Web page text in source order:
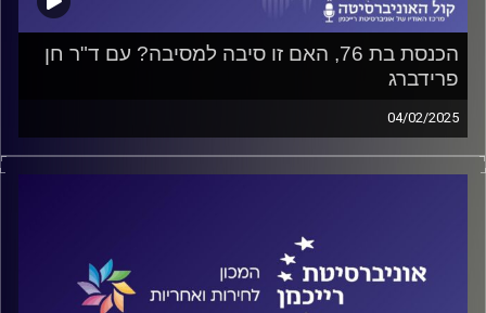
הכנסת בת 76, האם זו סיבה למסיבה? עם ד"ר חן
פרידברג
04/02/2025
פודקאסט המכון לחירות ואחריות באוניברסיטת רייכמן
ח"כים, על כל אלה ועוד ישוחח ד"ר חיים וייצמן עם ד"ר חן